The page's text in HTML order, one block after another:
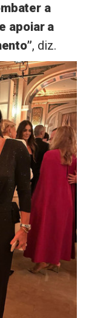
a
apoiar a
, diz.